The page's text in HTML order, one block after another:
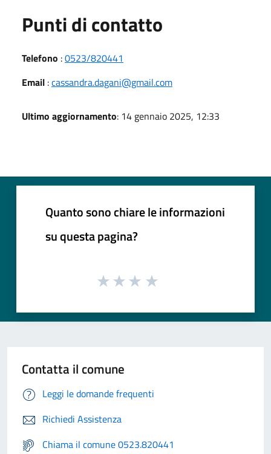
Punti di contatto
Telefono :0523/820441
Email :cassandra.dagani@gmail.com
Ultimo aggiornamento: 14 gennaio 2025, 12:33
Quanto sono chiare le informazioni
su questa pagina?
Contatta il comune
Leggi le domande frequenti
Richiedi Assistenza
Chiama il comune 0523.820441